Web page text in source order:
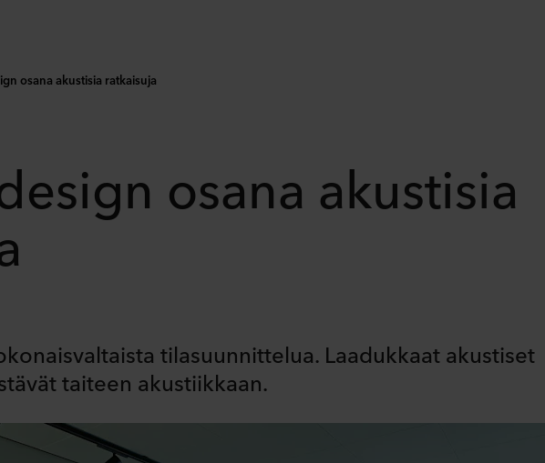
osana akustisia ratkaisuja
osana akustisia
tilasuunnittelua. Laadukkaat akustiset
taiteen akustiikkaan.